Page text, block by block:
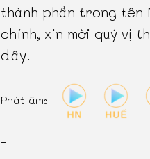
thành phần trong tên
chính, xin mời quý vị
đây.
Phát âm:
-